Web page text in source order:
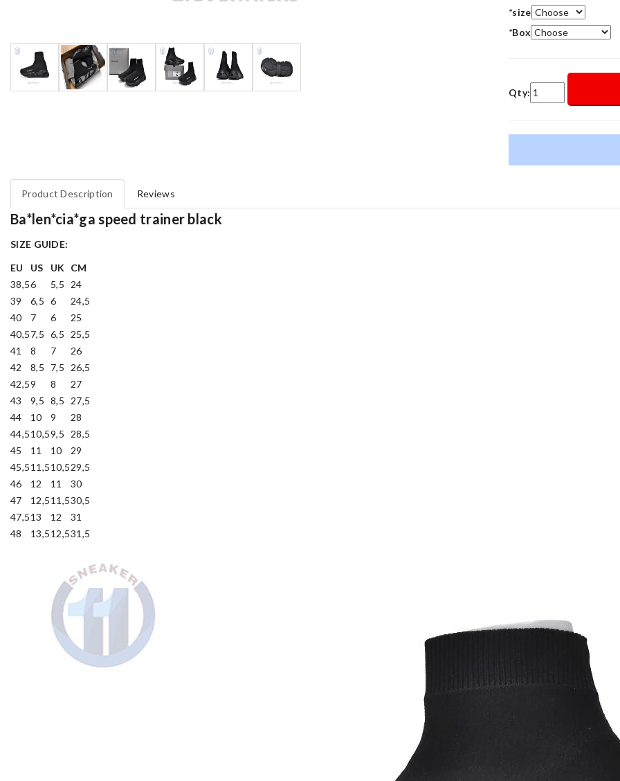
*size
*Box
Qty:
Product Description Reviews
Ba*len*cia*ga speed trainer black
SIZE GUIDE:
EU
US UK
CM
38,56 5,5
24
39
6,5 6
24,5
40
7 6
25
40,57,5 6,5
25,5
41
8 7
26
42
8,5 7,5
26,5
42,59 8
27
43
9,5 8,5
27,5
44
10 9
28
44,510,59,5
28,5
45
11 10
29
45,511,510,529,5
46
12 11
30
47
12,511,530,5
47,513 12
31
48
13,512,531,5